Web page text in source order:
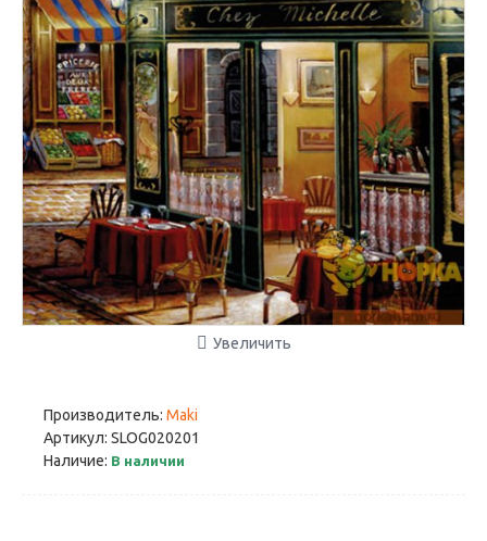
Увеличить
Производитель: Maki
Артикул: SLOG020201
Наличие: В наличии